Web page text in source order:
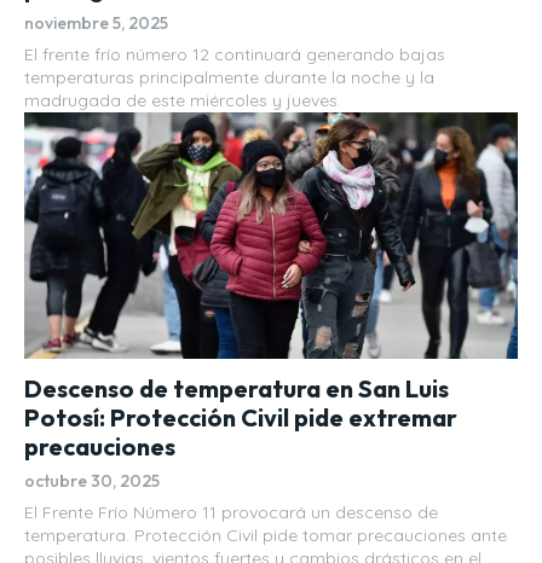
noviembre 5, 2025
El frente frío número 12 continuará generando bajas
temperaturas principalmente durante la noche y la
madrugada de este miércoles y jueves.
Descenso de temperatura en San Luis
Potosí: Protección Civil pide extremar
precauciones
octubre 30, 2025
El Frente Frío Número 11 provocará un descenso de
temperatura. Protección Civil pide tomar precauciones ante
posibles lluvias, vientos fuertes y cambios drásticos en el